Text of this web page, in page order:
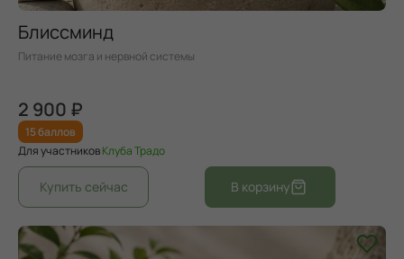
Блиссминд
Питание мозга и нервной системы
2 900 ₽
15 баллов
Для участниковКлуба Традо